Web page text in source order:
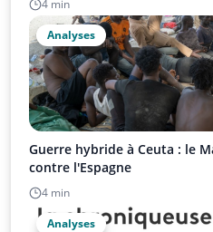
4 min
Analyses
Guerre hybride à Ceuta : le
contre l'Espagne
4 min
Analyses